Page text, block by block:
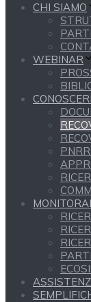
CHI SIAMO
WEBINAR